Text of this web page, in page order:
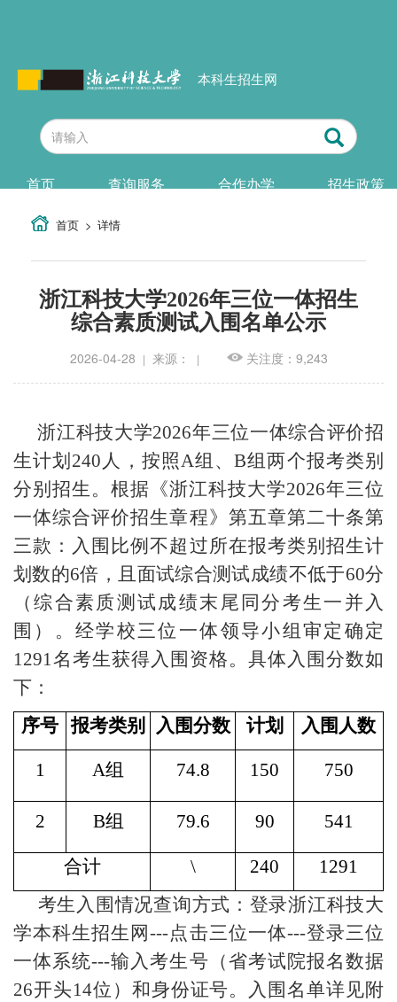
本科生招生网
首页 查询服务 合作办学 招生政策
首页 详情
浙江科技大学2026年三位一体招生
综合素质测试入围名单公示
2026-04-28 | 来源： | 关注度：9,243
浙江科技大学2026年三位一体综合评价招
生计划 240人，按照A组、B组两个报考类别
分别招生。根据《浙江科技大学2026年三位
一体综合评价招生章程》第五章第二十条第
三款：入围比例不超过所在报考类别招生计
划数的6倍，且面试综合测试成绩不低于60分
（综合素质测试成绩末尾同分考生一并入
围）。经学校三位一体领导小组审定确定
1291名考生获得入围资格。具体入围分数如
下：
序号 报考类别 入围分数 计划 入围人数
1 A组 74.8 150 750
2 B组 79.6 90 541
合计 \ 240
1291
考生 入围情况查询方式：登录浙江科技大
学本科生招生网---点击三位一体---登录三位
一体系统---输入考生号（省考试院报名数据
26开头14位）和身份证号。
入围名单详见附